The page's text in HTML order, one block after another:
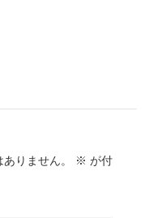
りません。 ※ が付